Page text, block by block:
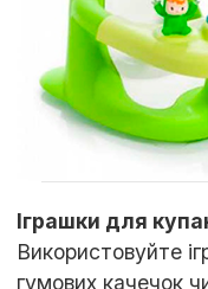
Іграшки для
Використовуйте
гумових качечок